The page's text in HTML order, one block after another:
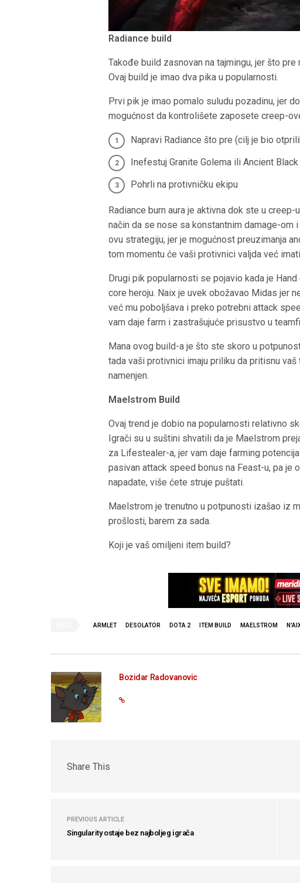
Radiance build
Takođe build zasnovan na tajmingu, jer što
Ovaj build je imao dva pika u popularnosti.
Prvi pik je imao pomalo suludu pozadinu, jer
mogućnost da kontrolišete zaposete creep-
Napravi Radiance što pre (cilj je bio
Inefestuj Granite Golema ili Ancient Black
Pohrli na protivničku ekipu
Radiance burn aura je aktivna dok ste u
način da se nose sa konstantnim damage-om
ovu strategiju, jer je mogućnost preuzimanja
tom momentu će vaši protivnici valjda već
Drugi pik popularnosti se pojavio kada je
core heroju. Naix je uvek obožavao Midas jer
već mu poboljšava i preko potrebni attack
vam daje farm i zastrašujuće prisustvo u
Mana ovog build-a je što ste skoro u
tada vaši protivnici imaju priliku da pritisnu
namenjen.
Maelstrom Build
Ovaj trend je dobio na popularnosti relativno
Igrači su u suštini shvatili da je Maelstrom
za Lifestealer-a, jer vam daje farming
pasivan attack speed bonus na Feast-u, pa je
napadate, više ćete struje puštati.
Maelstrom je trenutno u potpunosti izašao iz
prošlosti, barem za sada.
Koji je vaš omiljeni item build?
ARMLET DESOLATOR DOTA 2 ITEM BUILD MAELSTROM
Bozidar Radovanovic
Share This
PREVIOUS ARTICLE
Singularity ostaje bez najboljeg igrača